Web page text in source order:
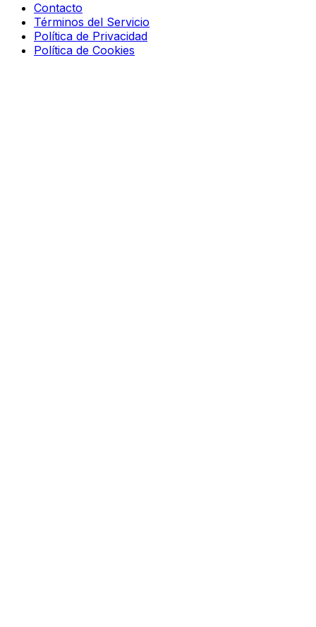
Contacto
Términos del Servicio
Política de Privacidad
Política de Cookies